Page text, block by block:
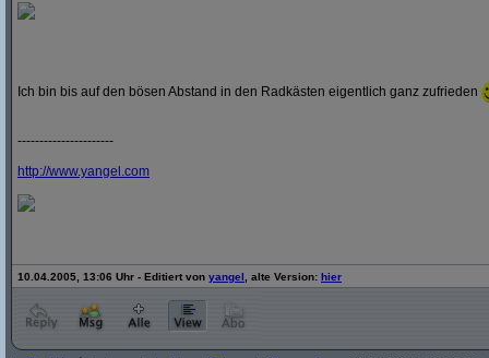
Ich bin bis auf den bösen Abstand in den Radkästen eigentlich ganz zufrieden
----------------------
http://www.yangel.com
10.04.2005, 13:06 Uhr - Editiert von yangel , alte Version: hier